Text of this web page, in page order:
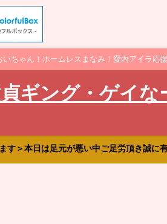
ちゃん！ホームレスまなみ！愛内アイラ応援
ギング・ゲイな
＞本日は足元が悪い中ご足労頂き誠に